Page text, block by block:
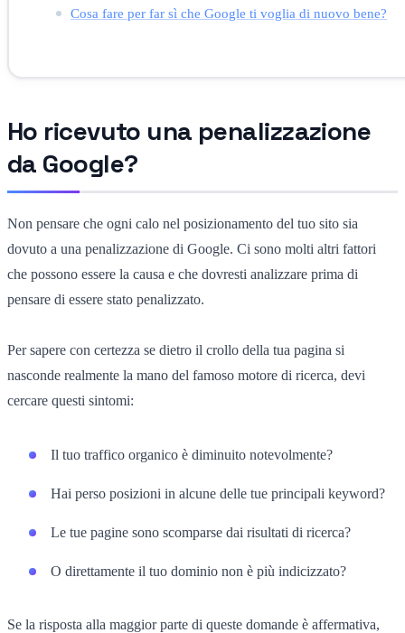
Cosa fare per far sì che Google ti voglia di nuovo bene?
Ho ricevuto una penalizzazione
da Google?
Non pensare che ogni calo nel posizionamento del tuo sito sia
dovuto a una penalizzazione di Google. Ci sono molti altri fattori
che possono essere la causa e che dovresti analizzare prima di
pensare di essere stato penalizzato.
Per sapere con certezza se dietro il crollo della tua pagina si
nasconde realmente la mano del famoso motore di ricerca, devi
cercare questi sintomi:
Il tuo traffico organico è diminuito notevolmente?
Hai perso posizioni in alcune delle tue principali keyword?
Le tue pagine sono scomparse dai risultati di ricerca?
O direttamente il tuo dominio non è più indicizzato?
Se la risposta alla maggior parte di queste domande è affermativa,